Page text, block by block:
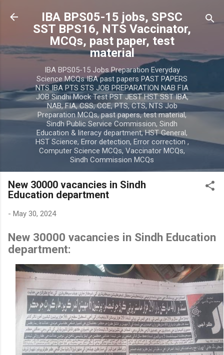
Skip to main content
IBA BPS05-15 jobs, SPSC
SST BPS16, NTS Vaccinator,
MCQs, past paper, test
material
IBA BPS05-15 Jobs Preparation Everyday
Science MCQs IBA past papers PAST PAPERS
NTS IBA PTS STS JOB PREPARATION NAB FIA
JOB Sindhi Mock Test PST JEST HST SST IBA,
NAB, FIA, CSS, CCE, PTS, CTS, NTS Job
Preparation MCQs, past papers, test material,
Sindh Public Service Commission, Sindh
Education & literacy department, HST General,
HST Science, Error detection, Error correction ,
Computer Science MCQs, Vaccinator MCQs,
Sindh Commission MCQs
New 30000 vacancies in Sindh
Education department
- May 30, 2024
New 30000 vacancies in Sindh Education
department: